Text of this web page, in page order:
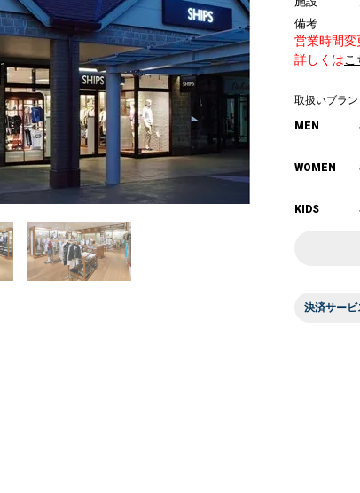
備考
営業時間変
詳しくはこ
取扱いブラ
MEN
WOMEN
KIDS
決済サービ